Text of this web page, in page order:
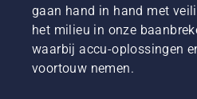
gaan hand in hand met
het milieu in onze
waarbij accu-oplossingen
voortouw nemen.